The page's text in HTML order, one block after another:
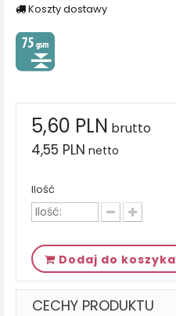
Koszty dostawy
5,60 PLN brutto
4,55 PLN netto
Ilość
Dodaj do koszyka
CECHY PRODUKTU